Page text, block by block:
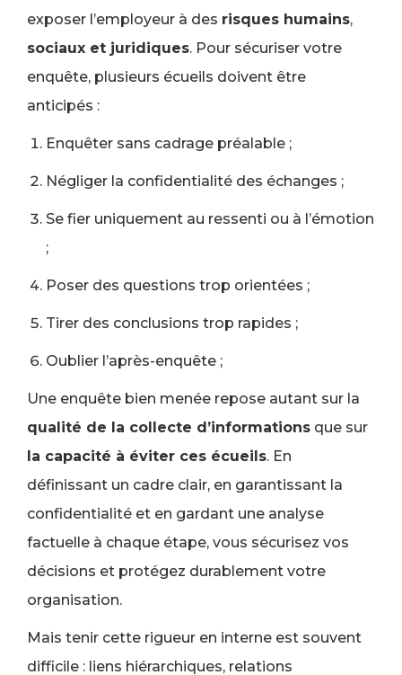
exposer l’employeur à des risques humains,
sociaux et juridiques. Pour sécuriser votre
enquête, plusieurs écueils doivent être
anticipés :
Enquêter sans cadrage préalable ;
Négliger la confidentialité des échanges ;
Se fier uniquement au ressenti ou à l’émotion
;
Poser des questions trop orientées ;
Tirer des conclusions trop rapides ;
Oublier l’après-enquête ;
Une enquête bien menée repose autant sur la
qualité de la collecte d’informations que sur
la capacité à éviter ces écueils. En
définissant un cadre clair, en garantissant la
confidentialité et en gardant une analyse
factuelle à chaque étape, vous sécurisez vos
décisions et protégez durablement votre
organisation.
Mais tenir cette rigueur en interne est souvent
difficile : liens hiérarchiques, relations